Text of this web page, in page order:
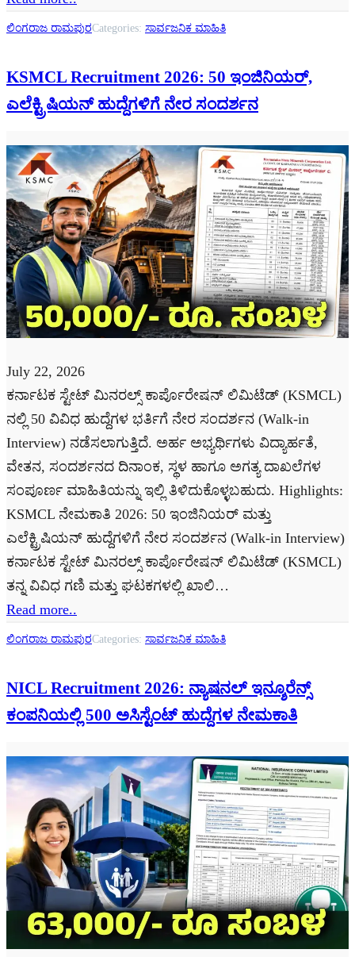
ಲಿಂಗರಾಜ ರಾಮಪುರCategories: ಸಾರ್ವಜನಿಕ ಮಾಹಿತಿ
KSMCL Recruitment 2026: 50 ಇಂಜಿನಿಯರ್,
ಎಲೆಕ್ಟ್ರಿಷಿಯನ್ ಹುದ್ದೆಗಳಿಗೆ ನೇರ ಸಂದರ್ಶನ
July 22, 2026
ಕರ್ನಾಟಕ ಸ್ಟೇಟ್ ಮಿನರಲ್ಸ್ ಕಾರ್ಪೊರೇಷನ್ ಲಿಮಿಟೆಡ್ (KSMCL)
ನಲ್ಲಿ 50 ವಿವಿಧ ಹುದ್ದೆಗಳ ಭರ್ತಿಗೆ ನೇರ ಸಂದರ್ಶನ (Walk-in
Interview) ನಡೆಸಲಾಗುತ್ತಿದೆ. ಅರ್ಹ ಅಭ್ಯರ್ಥಿಗಳು ವಿದ್ಯಾರ್ಹತೆ,
ವೇತನ, ಸಂದರ್ಶನದ ದಿನಾಂಕ, ಸ್ಥಳ ಹಾಗೂ ಅಗತ್ಯ ದಾಖಲೆಗಳ
ಸಂಪೂರ್ಣ ಮಾಹಿತಿಯನ್ನು ಇಲ್ಲಿ ತಿಳಿದುಕೊಳ್ಳಬಹುದು. Highlights:
KSMCL ನೇಮಕಾತಿ 2026: 50 ಇಂಜಿನಿಯರ್ ಮತ್ತು
ಎಲೆಕ್ಟ್ರಿಷಿಯನ್ ಹುದ್ದೆಗಳಿಗೆ ನೇರ ಸಂದರ್ಶನ (Walk-in Interview)
ಕರ್ನಾಟಕ ಸ್ಟೇಟ್ ಮಿನರಲ್ಸ್ ಕಾರ್ಪೊರೇಷನ್ ಲಿಮಿಟೆಡ್ (KSMCL)
ತನ್ನ ವಿವಿಧ ಗಣಿ ಮತ್ತು ಘಟಕಗಳಲ್ಲಿ ಖಾಲಿ…
Read more..
ಲಿಂಗರಾಜ ರಾಮಪುರCategories: ಸಾರ್ವಜನಿಕ ಮಾಹಿತಿ
NICL Recruitment 2026: ನ್ಯಾಷನಲ್ ಇನ್ಶೂರೆನ್ಸ್
ಕಂಪನಿಯಲ್ಲಿ 500 ಅಸಿಸ್ಟೆಂಟ್ ಹುದ್ದೆಗಳ ನೇಮಕಾತಿ